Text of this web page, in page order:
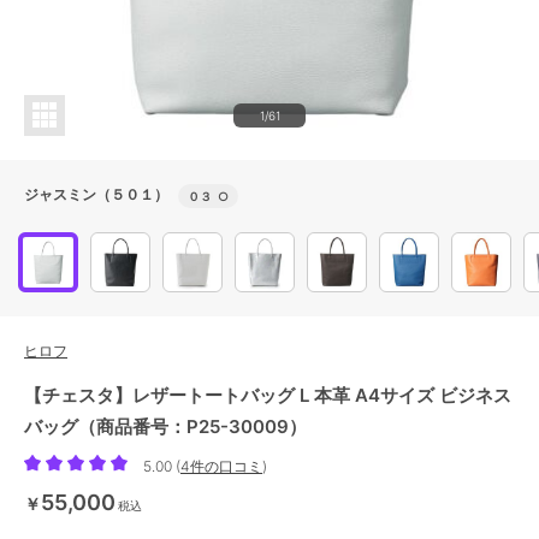
1/61
ジャスミン（５０１） ０３ ○
ヒロフ
【チェスタ】レザートートバッグ L 本革 A4サイズ ビジネス
バッグ（商品番号：P25-30009）
5.00 (4件の口コミ )
￥55,000 税込